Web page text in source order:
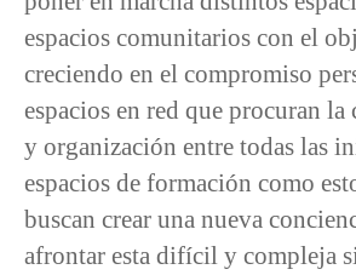
espacios comunitarios con el
creciendo en el compromiso
espacios en red que procuran
y organización entre todas las
espacios de formación como
buscan crear una nueva
afrontar esta difícil y compleja